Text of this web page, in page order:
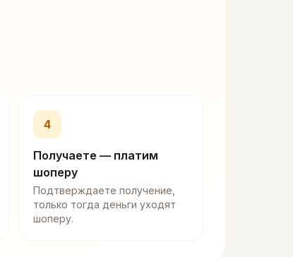
4
Получаете — платим
шоперу
Подтверждаете получение,
только тогда деньги уходят
шоперу.